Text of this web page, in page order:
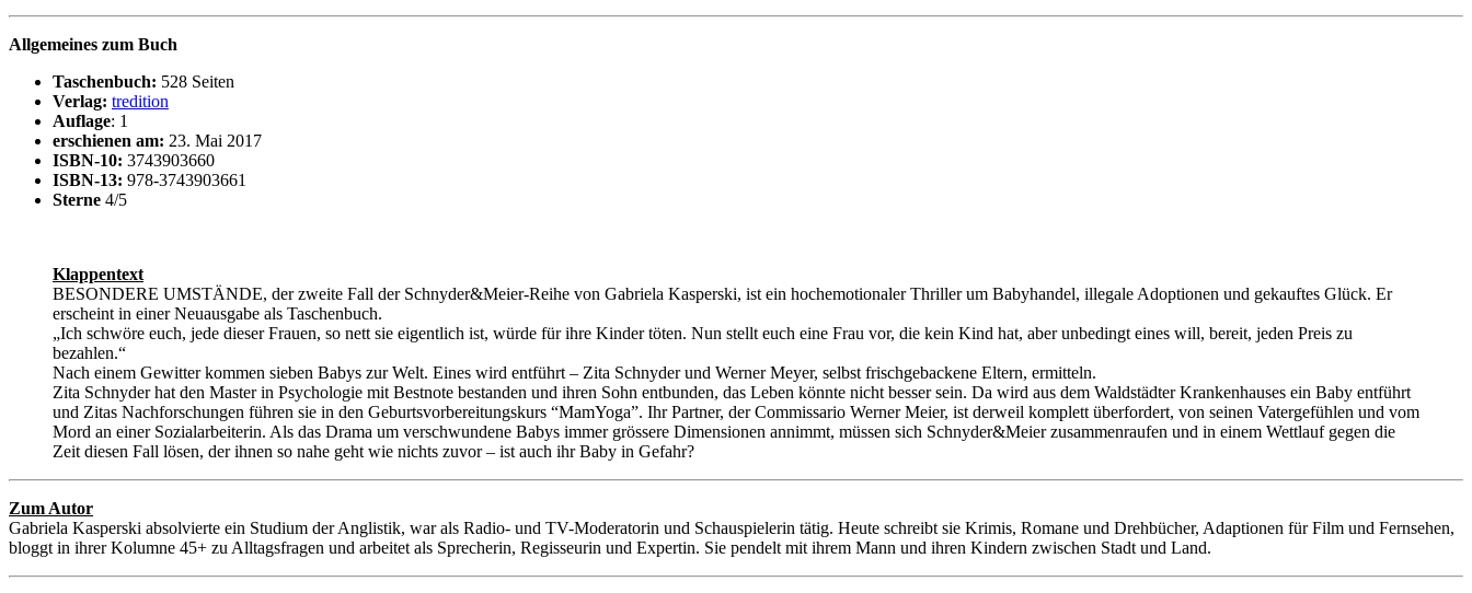
Allgemeines zum Buch
Taschenbuch: 528 Seiten
Verlag: tredition
Auflage: 1
erschienen am: 23. Mai 2017
ISBN-10: 3743903660
ISBN-13: 978-3743903661
Sterne 4/5
Klappentext
BESONDERE UMSTÄNDE, der zweite Fall der Schnyder&Meier-Reihe von Gabriela Kasperski, ist ein hochemotionaler Thriller um Babyhandel, illegale Adoptionen und gekauftes Glück. Er
erscheint in einer Neuausgabe als Taschenbuch.
„Ich schwöre euch, jede dieser Frauen, so nett sie eigentlich ist, würde für ihre Kinder töten. Nun stellt euch eine Frau vor, die kein Kind hat, aber unbedingt eines will, bereit, jeden Preis zu
bezahlen.“
Nach einem Gewitter kommen sieben Babys zur Welt. Eines wird entführt – Zita Schnyder und Werner Meyer, selbst frischgebackene Eltern, ermitteln.
Zita Schnyder hat den Master in Psychologie mit Bestnote bestanden und ihren Sohn entbunden, das Leben könnte nicht besser sein. Da wird aus dem Waldstädter Krankenhauses ein Baby entführt
und Zitas Nachforschungen führen sie in den Geburtsvorbereitungskurs “MamYoga”. Ihr Partner, der Commissario Werner Meier, ist derweil komplett überfordert, von seinen Vatergefühlen und vom
Mord an einer Sozialarbeiterin. Als das Drama um verschwundene Babys immer grössere Dimensionen annimmt, müssen sich Schnyder&Meier zusammenraufen und in einem Wettlauf gegen die
Zeit diesen Fall lösen, der ihnen so nahe geht wie nichts zuvor – ist auch ihr Baby in Gefahr?
Zum Autor
Gabriela Kasperski absolvierte ein Studium der Anglistik, war als Radio- und TV-Moderatorin und Schauspielerin tätig. Heute schreibt sie Krimis, Romane und Drehbücher, Adaptionen für Film und Fernsehen,
bloggt in ihrer Kolumne 45+ zu Alltagsfragen und arbeitet als Sprecherin, Regisseurin und Expertin. Sie pendelt mit ihrem Mann und ihren Kindern zwischen Stadt und Land.